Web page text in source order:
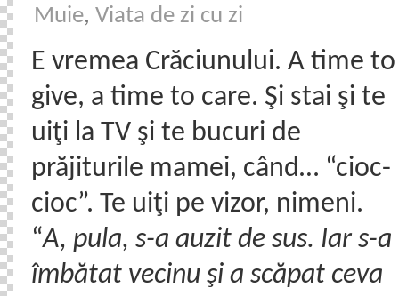
Muie, Viata de zi cu zi
E vremea Crăciunului. A time to
give, a time to care. Şi stai şi te
uiţi la TV şi te bucuri de
prăjiturile mamei, când… “cioc-
cioc”. Te uiţi pe vizor, nimeni.
“A, pula, s-a auzit de sus. Iar s-a
îmbătat vecinu şi a scăpat ceva